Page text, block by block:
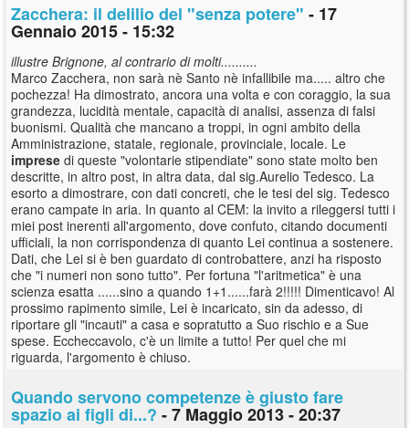
Zacchera: il delilio del "senza potere" - 17
Gennaio 2015 - 15:32
illustre Brignone, al contrario di molti..........
Marco Zacchera, non sarà nè Santo nè infallibile ma..... altro che
pochezza! Ha dimostrato, ancora una volta e con coraggio, la sua
grandezza, lucidità mentale, capacità di analisi, assenza di falsi
buonismi. Qualità che mancano a troppi, in ogni ambito della
Amministrazione, statale, regionale, provinciale, locale. Le
imprese di queste "volontarie stipendiate" sono state molto ben
descritte, in altro post, in altra data, dal sig.Aurelio Tedesco. La
esorto a dimostrare, con dati concreti, che le tesi del sig. Tedesco
erano campate in aria. In quanto al CEM: la invito a rileggersi tutti i
miei post inerenti all'argomento, dove confuto, citando documenti
ufficiali, la non corrispondenza di quanto Lei continua a sostenere.
Dati, che Lei si è ben guardato di controbattere, anzi ha risposto
che "i numeri non sono tutto". Per fortuna "l'aritmetica" è una
scienza esatta ......sino a quando 1+1......farà 2!!!!! Dimenticavo! Al
prossimo rapimento simile, Lei è incaricato, sin da adesso, di
riportare gli "incauti" a casa e sopratutto a Suo rischio e a Sue
spese. Eccheccavolo, c'è un limite a tutto! Per quel che mi
riguarda, l'argomento è chiuso.
Quando servono competenze è giusto fare
spazio ai figli di...? - 7 Maggio 2013 - 20:37